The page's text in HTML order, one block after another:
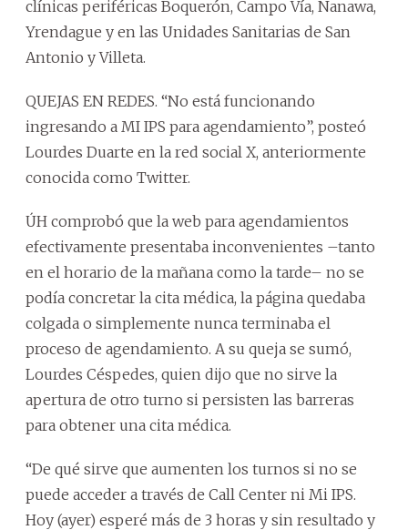
clínicas periféricas Boquerón, Campo Vía, Nanawa,
Yrendague y en las Unidades Sanitarias de San
Antonio y Villeta.
QUEJAS EN REDES. “No está funcionando
ingresando a MI IPS para agendamiento”, posteó
Lourdes Duarte en la red social X, anteriormente
conocida como Twitter.
ÚH comprobó que la web para agendamientos
efectivamente presentaba inconvenientes –tanto
en el horario de la mañana como la tarde– no se
podía concretar la cita médica, la página quedaba
colgada o simplemente nunca terminaba el
proceso de agendamiento. A su queja se sumó,
Lourdes Céspedes, quien dijo que no sirve la
apertura de otro turno si persisten las barreras
para obtener una cita médica.
“De qué sirve que aumenten los turnos si no se
puede acceder a través de Call Center ni Mi IPS.
Hoy (ayer) esperé más de 3 horas y sin resultado y